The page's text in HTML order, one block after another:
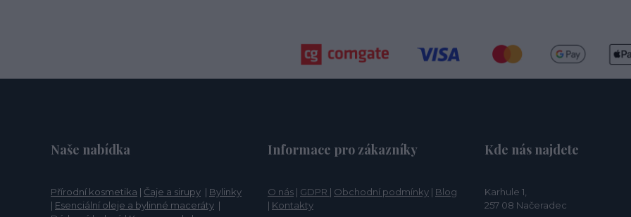
Naše nabídka
Přírodní kosmetika | Čaje a sirupy | Bylinky
| Esenciální oleje a bylinné maceráty |
Informace pro zákazníky
O nás | GDPR | Obchodní podmínky | Blog
| Kontakty
Kde nás najdete
Karhule 1,
257 08 Načeradec